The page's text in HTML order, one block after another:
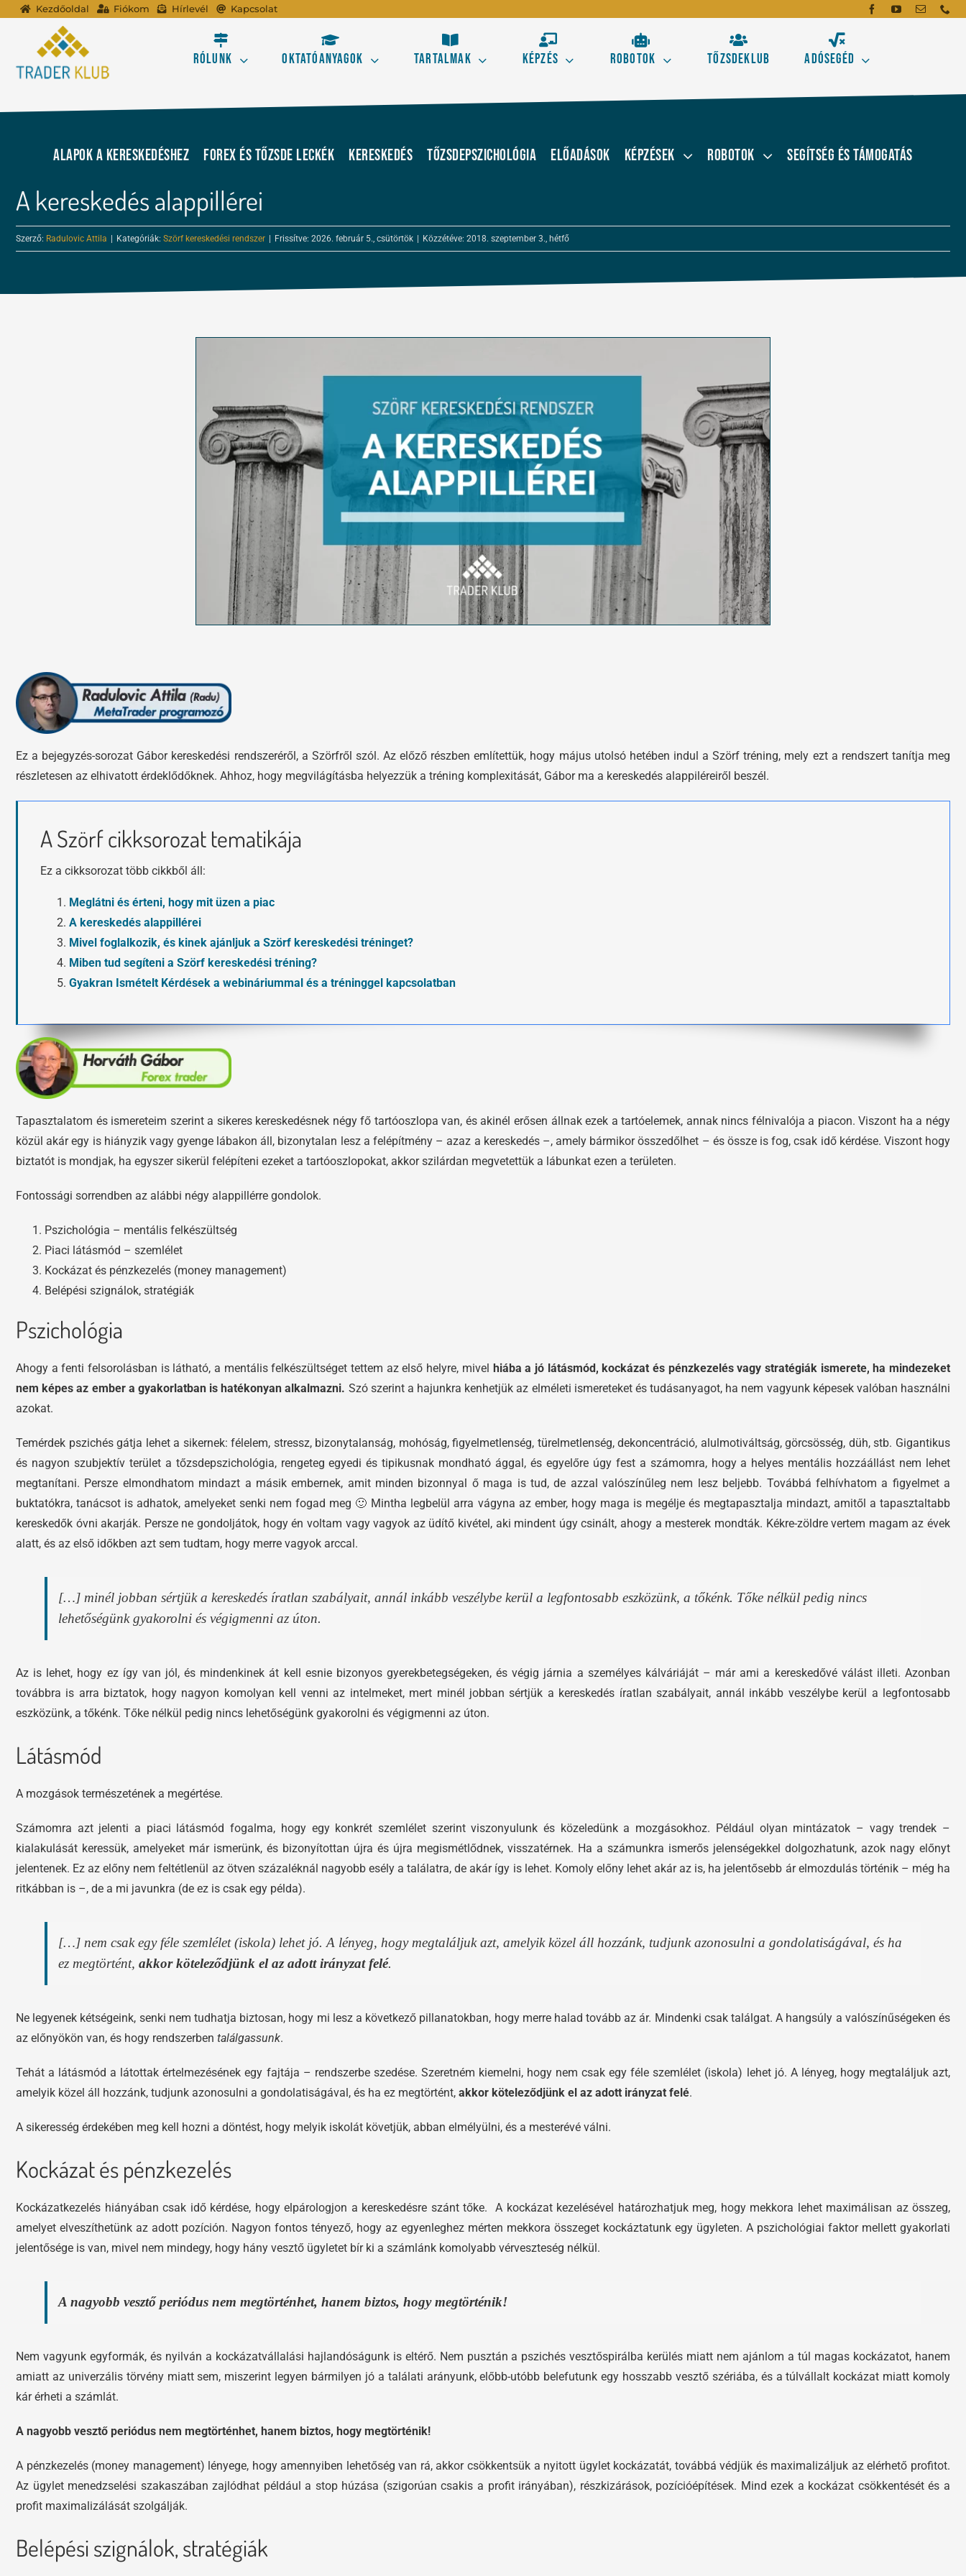
KihagyásKezdőoldal Fiókom Hírlevél Kapcsolat
Rólunk Oktatóanyagok
Kezdő
Ismerd meg a Forex kereskedés alapjait!
Haladó
Elliott térképe az ármozgásokhoz Új!
Tartalmak Képzés Robotok Tőzsdeklub Adósegéd
Alapok a kereskedéshez FOREX és tőzsde leckék Kereskedés Tőzsdepszichológia Előadások Képzések Robotok Segítség és támogatás
A kereskedés alappillérei
Szerző: Radulovic Attila Kategóriák: Szörf kereskedési rendszer Frissítve: 2026. február 5., csütörtök Közzétéve: 2018. szeptember 3., hétfő
Ez a bejegyzés-sorozat Gábor kereskedési rendszeréről, a Szörfről szól. Az előző részben említettük, hogy május utolsó hetében indul a Szörf tréning, mely ezt a rendszert tanítja meg
részletesen az elhivatott érdeklődőknek. Ahhoz, hogy megvilágításba helyezzük a tréning komplexitását, Gábor ma a kereskedés alappiléreiről beszél.
A Szörf cikksorozat tematikája
Ez a cikksorozat több cikkből áll:
Meglátni és érteni, hogy mit üzen a piac
A kereskedés alappillérei
Mivel foglalkozik, és kinek ajánljuk a Szörf kereskedési tréninget?
Miben tud segíteni a Szörf kereskedési tréning?
Gyakran Ismételt Kérdések a webináriummal és a tréninggel kapcsolatban
Tapasztalatom és ismereteim szerint a sikeres kereskedésnek négy fő tartóoszlopa van, és akinél erősen állnak ezek a tartóelemek, annak nincs félnivalója a piacon. Viszont ha a négy
közül akár egy is hiányzik vagy gyenge lábakon áll, bizonytalan lesz a felépítmény – azaz a kereskedés –, amely bármikor összedőlhet – és össze is fog, csak idő kérdése. Viszont hogy
biztatót is mondjak, ha egyszer sikerül felépíteni ezeket a tartóoszlopokat, akkor szilárdan megvetettük a lábunkat ezen a területen.
Fontossági sorrendben az alábbi négy alappillérre gondolok.
Pszichológia – mentális felkészültség
Piaci látásmód – szemlélet
Kockázat és pénzkezelés (money management)
Belépési szignálok, stratégiák
Pszichológia
Ahogy a fenti felsorolásban is látható, a mentális felkészültséget tettem az első helyre, mivel hiába a jó látásmód, kockázat és pénzkezelés vagy stratégiák ismerete, ha mindezeket
nem képes az ember a gyakorlatban is hatékonyan alkalmazni. Szó szerint a hajunkra kenhetjük az elméleti ismereteket és tudásanyagot, ha nem vagyunk képesek valóban használni
azokat.
Temérdek pszichés gátja lehet a sikernek: félelem, stressz, bizonytalanság, mohóság, figyelmetlenség, türelmetlenség, dekoncentráció, alulmotiváltság, görcsösség, düh, stb. Gigantikus
és nagyon szubjektív terület a tőzsdepszichológia, rengeteg egyedi és tipikusnak mondható ággal, és egyelőre úgy fest a számomra, hogy a helyes mentális hozzáállást nem lehet
megtanítani. Persze elmondhatom mindazt a másik embernek, amit minden bizonnyal ő maga is tud, de azzal valószínűleg nem lesz beljebb. Továbbá felhívhatom a figyelmet a
buktatókra, tanácsot is adhatok, amelyeket senki nem fogad meg 🙂 Mintha legbelül arra vágyna az ember, hogy maga is megélje és megtapasztalja mindazt, amitől a tapasztaltabb
kereskedők óvni akarják. Persze ne gondoljátok, hogy én voltam vagy vagyok az üdítő kivétel, aki mindent úgy csinált, ahogy a mesterek mondták. Kékre-zöldre vertem magam az évek
alatt, és az első időkben azt sem tudtam, hogy merre vagyok arccal.
[…] minél jobban sértjük a kereskedés íratlan szabályait, annál inkább veszélybe kerül a legfontosabb eszközünk, a tőkénk. Tőke nélkül pedig nincs
lehetőségünk gyakorolni és végigmenni az úton.
Az is lehet, hogy ez így van jól, és mindenkinek át kell esnie bizonyos gyerekbetegségeken, és végig járnia a személyes kálváriáját – már ami a kereskedővé válást illeti. Azonban
továbbra is arra biztatok, hogy nagyon komolyan kell venni az intelmeket, mert minél jobban sértjük a kereskedés íratlan szabályait, annál inkább veszélybe kerül a legfontosabb
eszközünk, a tőkénk. Tőke nélkül pedig nincs lehetőségünk gyakorolni és végigmenni az úton.
Látásmód
A mozgások természetének a megértése.
Számomra azt jelenti a piaci látásmód fogalma, hogy egy konkrét szemlélet szerint viszonyulunk és közeledünk a mozgásokhoz. Például olyan mintázatok – vagy trendek –
kialakulását keressük, amelyeket már ismerünk, és bizonyítottan újra és újra megismétlődnek, visszatérnek. Ha a számunkra ismerős jelenségekkel dolgozhatunk, azok nagy előnyt
jelentenek. Ez az előny nem feltétlenül az ötven százaléknál nagyobb esély a találatra, de akár így is lehet. Komoly előny lehet akár az is, ha jelentősebb ár elmozdulás történik – még ha
ritkábban is –, de a mi javunkra (de ez is csak egy példa).
[…] nem csak egy féle szemlélet (iskola) lehet jó. A lényeg, hogy megtaláljuk azt, amelyik közel áll hozzánk, tudjunk azonosulni a gondolatiságával, és ha
ez megtörtént, akkor köteleződjünk el az adott irányzat felé.
Ne legyenek kétségeink, senki nem tudhatja biztosan, hogy mi lesz a következő pillanatokban, hogy merre halad tovább az ár. Mindenki csak találgat. A hangsúly a valószínűségeken és
az előnyökön van, és hogy rendszerben találgassunk.
Tehát a látásmód a látottak értelmezésének egy fajtája – rendszerbe szedése. Szeretném kiemelni, hogy nem csak egy féle szemlélet (iskola) lehet jó. A lényeg, hogy megtaláljuk azt,
amelyik közel áll hozzánk, tudjunk azonosulni a gondolatiságával, és ha ez megtörtént, akkor köteleződjünk el az adott irányzat felé.
A sikeresség érdekében meg kell hozni a döntést, hogy melyik iskolát követjük, abban elmélyülni, és a mesterévé válni.
Kockázat és pénzkezelés
Kockázatkezelés hiányában csak idő kérdése, hogy elpárologjon a kereskedésre szánt tőke. A kockázat kezelésével határozhatjuk meg, hogy mekkora lehet maximálisan az összeg,
amelyet elveszíthetünk az adott pozíción. Nagyon fontos tényező, hogy az egyenleghez mérten mekkora összeget kockáztatunk egy ügyleten. A pszichológiai faktor mellett gyakorlati
jelentősége is van, mivel nem mindegy, hogy hány vesztő ügyletet bír ki a számlánk komolyabb vérveszteség nélkül.
A nagyobb vesztő periódus nem megtörténhet, hanem biztos, hogy megtörténik!
Nem vagyunk egyformák, és nyilván a kockázatvállalási hajlandóságunk is eltérő. Nem pusztán a pszichés vesztőspirálba kerülés miatt nem ajánlom a túl magas kockázatot, hanem
amiatt az univerzális törvény miatt sem, miszerint legyen bármilyen jó a találati arányunk, előbb-utóbb belefutunk egy hosszabb vesztő szériába, és a túlvállalt kockázat miatt komoly
kár érheti a számlát.
A nagyobb vesztő periódus nem megtörténhet, hanem biztos, hogy megtörténik!
A pénzkezelés (money management) lényege, hogy amennyiben lehetőség van rá, akkor csökkentsük a nyitott ügylet kockázatát, továbbá védjük és maximalizáljuk az elérhető profitot.
Az ügylet menedzselési szakaszában zajlódhat például a stop húzása (szigorúan csakis a profit irányában), részkizárások, pozícióépítések. Mind ezek a kockázat csökkentését és a
profit maximalizálását szolgálják.
Belépési szignálok, stratégiák